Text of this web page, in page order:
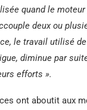
quand le
deux ou
le travail utilisé de
diminue par
efforts ».
ont aboutit aux